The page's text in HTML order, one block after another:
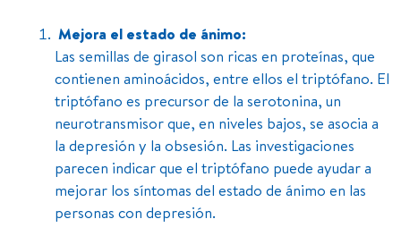
Mejora el estado de ánimo:
Las semillas de girasol son ricas en proteínas, que
contienen aminoácidos, entre ellos el triptófano. El
triptófano es precursor de la serotonina, un
neurotransmisor que, en niveles bajos, se asocia a
la depresión y la obsesión. Las investigaciones
parecen indicar que el triptófano puede ayudar a
mejorar los síntomas del estado de ánimo en las
personas con depresión.